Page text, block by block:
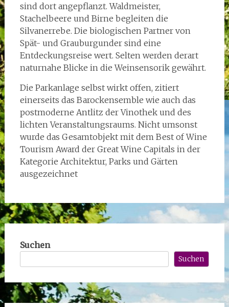
sind dort angepflanzt. Waldmeister,
Stachelbeere und Birne begleiten die
Silvanerrebe. Die biologischen Partner von
Spät- und Grauburgunder sind eine
Entdeckungsreise wert. Selten werden derart
naturnahe Blicke in die Weinsensorik gewährt.
Die Parkanlage selbst wirkt offen, zitiert
einerseits das Barockensemble wie auch das
postmoderne Antlitz der Vinothek und des
lichten Veranstaltungsraums. Nicht umsonst
wurde das Gesamtobjekt mit dem Best of Wine
Tourism Award der Great Wine Capitals in der
Kategorie Architektur, Parks und Gärten
ausgezeichnet
Suchen
Suchen